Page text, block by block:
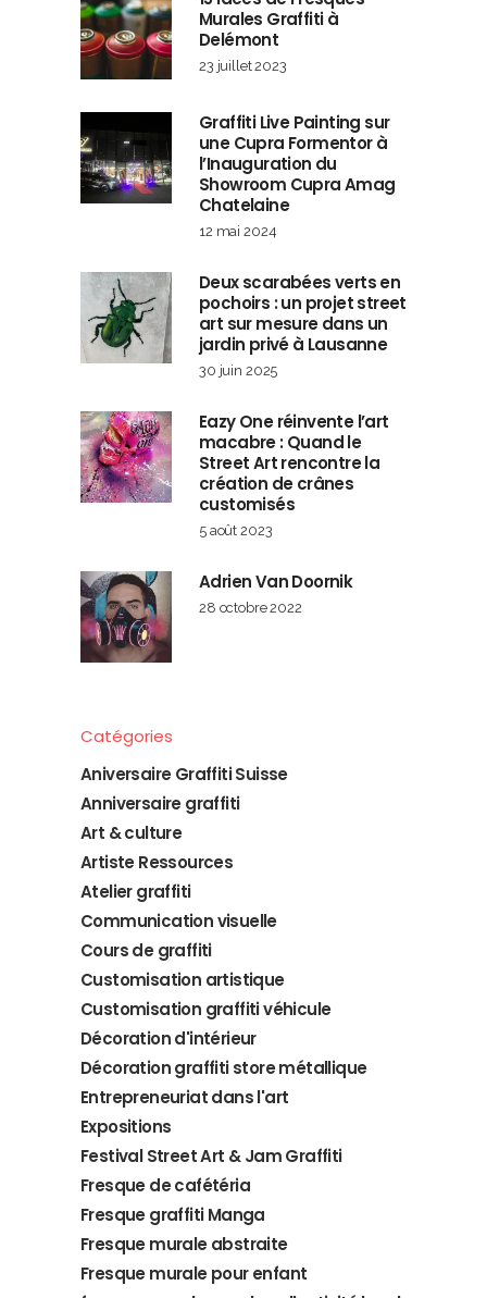
Murales Graffiti à
Delémont
23 juillet 2023
Graffiti Live Painting sur
une Cupra Formentor à
l’Inauguration du
Showroom Cupra Amag
Chatelaine
12 mai 2024
Deux scarabées verts en
pochoirs : un projet street
art sur mesure dans un
jardin privé à Lausanne
30 juin 2025
Eazy One réinvente l’art
macabre : Quand le
Street Art rencontre la
création de crânes
customisés
5 août 2023
Adrien Van Doornik
28 octobre 2022
Catégories
Aniversaire Graffiti Suisse
Anniversaire graffiti
Art & culture
Artiste Ressources
Atelier graffiti
Communication visuelle
Cours de graffiti
Customisation artistique
Customisation graffiti véhicule
Décoration d'intérieur
Décoration graffiti store métallique
Entrepreneuriat dans l'art
Expositions
Festival Street Art & Jam Graffiti
Fresque de cafétéria
Fresque graffiti Manga
Fresque murale abstraite
Fresque murale pour enfant